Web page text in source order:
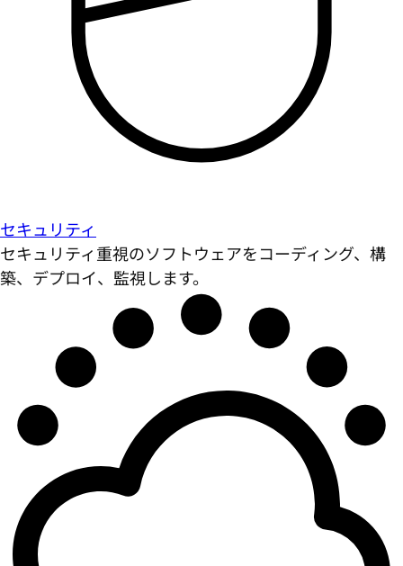
セキュリティ
セキュリティ重視のソフトウェアをコーディング、構
築、デプロイ、監視します。